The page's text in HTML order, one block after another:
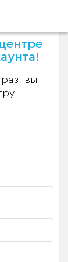
вы